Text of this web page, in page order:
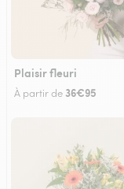
Plaisir fleuri
À partir de 36€95